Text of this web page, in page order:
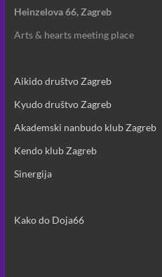
Heinzelova 66, Zagreb
Arts & hearts meeting place
Aikido društvo Zagreb
Kyudo društvo Zagreb
Akademski nanbudo klub Zagreb
Kendo klub Zagreb
Sinergija
Kako do Doja66